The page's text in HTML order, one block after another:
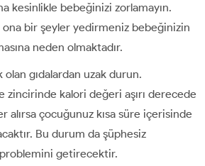
kesinlikle bebeğinizi zorlamayın.
ona bir şeyler yedirmeniz bebeğinizin
neden olmaktadır.
gıdalardan uzak durun.
zincirinde kalori değeri aşırı derecede
alırsa çocuğunuz kısa süre içerisinde
Bu durum da şüphesiz
getirecektir.